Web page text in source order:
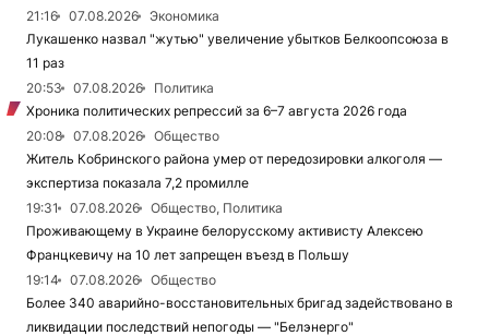
21:16
07.08.2026
Экономика
Лукашенко назвал "жутью" увеличение убытков Белкоопсоюза в
11 раз
20:53
07.08.2026
Политика
Хроника политических репрессий за 6–7 августа 2026 года
20:08
07.08.2026
Общество
Житель Кобринского района умер от передозировки алкоголя —
экспертиза показала 7,2 промилле
19:31
07.08.2026
Общество, Политика
Проживающему в Украине белорусскому активисту Алексею
Францкевичу на 10 лет запрещен въезд в Польшу
19:14
07.08.2026
Общество
Более 340 аварийно-восстановительных бригад задействовано в
ликвидации последствий непогоды — "Белэнерго"